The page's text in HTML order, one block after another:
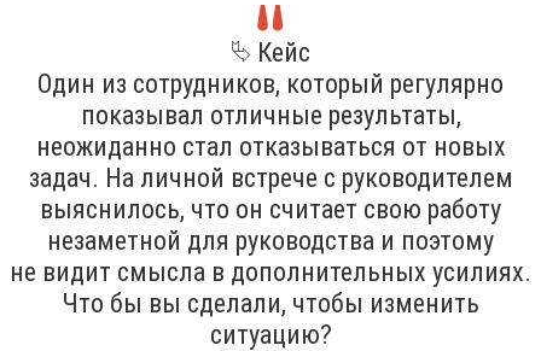
⮱ Кейс
Один из сотрудников, который регулярно
показывал отличные результаты,
неожиданно стал отказываться от новых
задач. На личной встрече с руководителем
выяснилось, что он считает свою работу
незаметной для руководства и поэтому
не видит смысла в дополнительных усилиях.
Что бы вы сделали, чтобы изменить
ситуацию?